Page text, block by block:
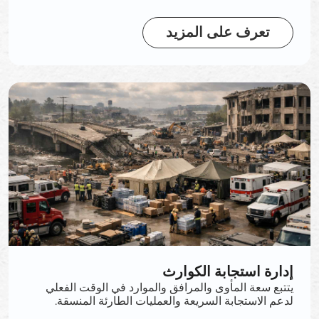
تعرف على المزيد
إدارة استجابة الكوارث
يتتبع سعة المأوى والمرافق والموارد في الوقت الفعلي
لدعم الاستجابة السريعة والعمليات الطارئة المنسقة.